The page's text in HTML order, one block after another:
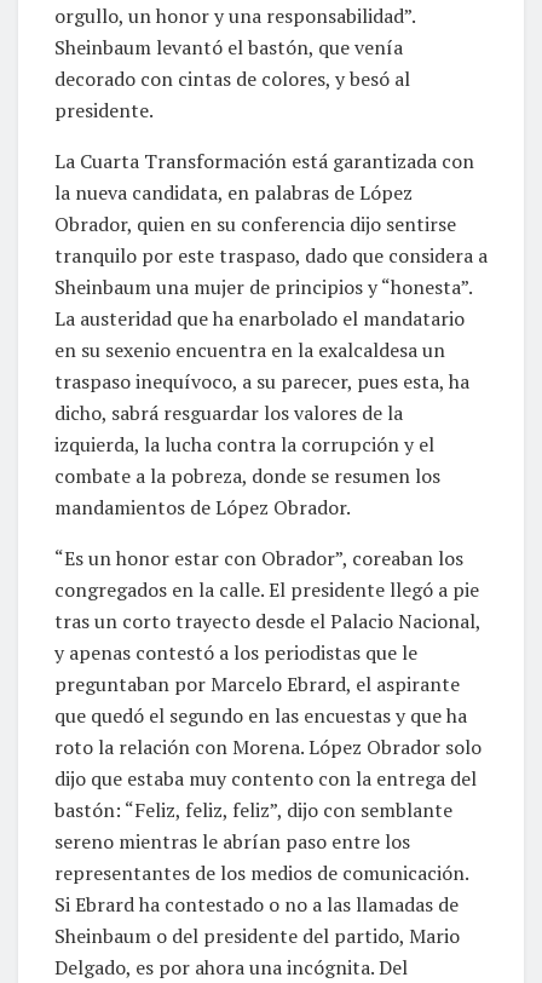
orgullo, un honor y una responsabilidad”.
Sheinbaum levantó el bastón, que venía
decorado con cintas de colores, y besó al
presidente.
La Cuarta Transformación está garantizada con
la nueva candidata, en palabras de López
Obrador, quien en su conferencia dijo sentirse
tranquilo por este traspaso, dado que considera a
Sheinbaum una mujer de principios y “honesta”.
La austeridad que ha enarbolado el mandatario
en su sexenio encuentra en la exalcaldesa un
traspaso inequívoco, a su parecer, pues esta, ha
dicho, sabrá resguardar los valores de la
izquierda, la lucha contra la corrupción y el
combate a la pobreza, donde se resumen los
mandamientos de López Obrador.
“Es un honor estar con Obrador”, coreaban los
congregados en la calle. El presidente llegó a pie
tras un corto trayecto desde el Palacio Nacional,
y apenas contestó a los periodistas que le
preguntaban por Marcelo Ebrard, el aspirante
que quedó el segundo en las encuestas y que ha
roto la relación con Morena. López Obrador solo
dijo que estaba muy contento con la entrega del
bastón: “Feliz, feliz, feliz”, dijo con semblante
sereno mientras le abrían paso entre los
representantes de los medios de comunicación.
Si Ebrard ha contestado o no a las llamadas de
Sheinbaum o del presidente del partido, Mario
Delgado, es por ahora una incógnita. Del